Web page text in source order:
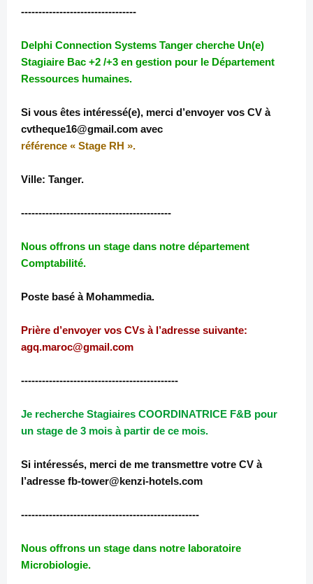
---------------------------------
Delphi Connection Systems Tanger cherche Un(e)
Stagiaire Bac +2 /+3 en gestion pour le Département
Ressources humaines.
Si vous êtes intéressé(e), merci d’envoyer vos CV à
cvtheque16@gmail.com avec
référence « Stage RH ».
Ville: Tanger.
-------------------------------------------
Nous offrons un stage dans notre département
Comptabilité.
Poste basé à Mohammedia.
Prière d’envoyer vos CVs à l’adresse suivante:
agq.maroc@gmail.com
---------------------------------------------
Je recherche Stagiaires COORDINATRICE F&B pour
un stage de 3 mois à partir de ce mois.
Si intéressés, merci de me transmettre votre CV à
l’adresse fb-tower@kenzi-hotels.com
---------------------------------------------------
Nous offrons un stage dans notre laboratoire
Microbiologie.